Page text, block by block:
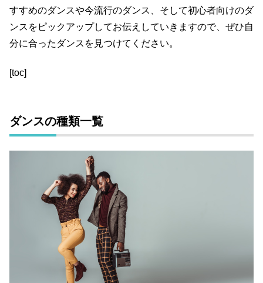
すすめのダンスや今流行のダンス、そして初心者向けのダ
ンスをピックアップしてお伝えしていきますので、ぜひ自
分に合ったダンスを見つけてください。
[toc]
ダンスの種類一覧